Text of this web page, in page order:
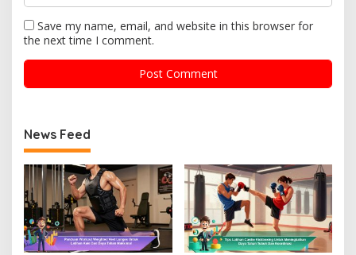
Save my name, email, and website in this browser for
the next time I comment.
News Feed